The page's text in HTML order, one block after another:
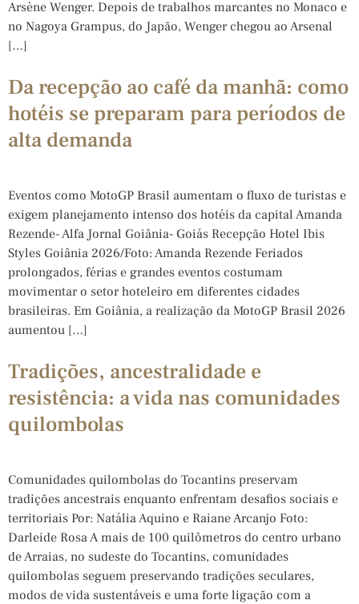
Arsène Wenger. Depois de trabalhos marcantes no Monaco e
no Nagoya Grampus, do Japão, Wenger chegou ao Arsenal
[…]
Da recepção ao café da manhã: como
hotéis se preparam para períodos de
alta demanda
Eventos como MotoGP Brasil aumentam o fluxo de turistas e
exigem planejamento intenso dos hotéis da capital Amanda
Rezende- Alfa Jornal Goiânia- Goiás Recepção Hotel Ibis
Styles Goiânia 2026/Foto: Amanda Rezende Feriados
prolongados, férias e grandes eventos costumam
movimentar o setor hoteleiro em diferentes cidades
brasileiras. Em Goiânia, a realização da MotoGP Brasil 2026
aumentou […]
Tradições, ancestralidade e
resistência: a vida nas comunidades
quilombolas
Comunidades quilombolas do Tocantins preservam
tradições ancestrais enquanto enfrentam desafios sociais e
territoriais Por: Natália Aquino e Raiane Arcanjo Foto:
Darleide Rosa A mais de 100 quilômetros do centro urbano
de Arraias, no sudeste do Tocantins, comunidades
quilombolas seguem preservando tradições seculares,
modos de vida sustentáveis e uma forte ligação com a